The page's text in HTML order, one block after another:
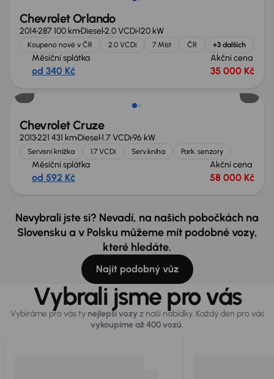
Chevrolet Orlando
2014287 100 kmDiesel2.0 VCDi120 kW
Koupeno nové v ČR 2.0 VCDi 7 Míst ČR +3 dalších
Měsíční splátka
od 340 Kč
Akční cena
35 000 Kč
Chevrolet Cruze
2013221 431 kmDiesel1.7 VCDi96 kW
Servisní knížka 1.7 VCDi Serv.kniha Park. senzory
Měsíční splátka
od 592 Kč
Akční cena
58 000 Kč
Nevybrali jste si? Nevadí, na našich pobočkách na
Slovensku a v Polsku můžeme mít podobné vozy,
které hledáte.
Najít podobný vůz
Vybrali jsme pro vás
Vybíráme pro vás ty nejlepší vozy z naší nabídky. Každý den pro vás
vykoupíme až 400 vozů.